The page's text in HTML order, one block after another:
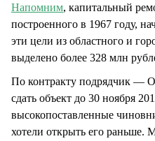
Напомним, капитальный
построенного в 1967 году,
эти цели из областного и
выделено более 328 млн
По контракту подрядчик —
сдать объект до 30 ноября
высокопоставленные
хотели открыть его раньше.